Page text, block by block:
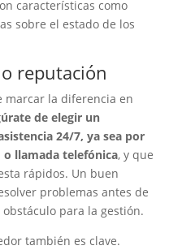
características como
sobre el estado de los
reputación
marcar la diferencia en
de elegir un
24/7, ya sea por
llamada telefónica, y que
rápidos. Un buen
problemas antes de
para la gestión.
también es clave.